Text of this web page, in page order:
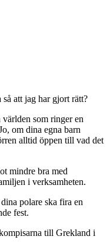
att jag har gjort rätt?
som ringer en
om dina egna barn
alltid öppen till vad det
mindre bra med
i verksamheten.
polare ska fira en
fest.
till Grekland i